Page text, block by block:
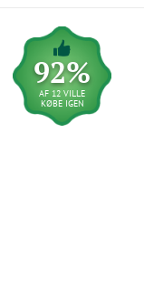
92%
AF 12 VILLE
KØBE IGEN